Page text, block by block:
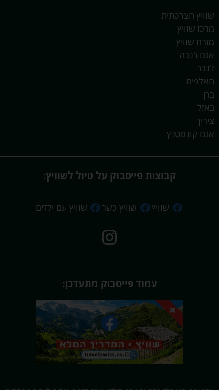
שוויץ הצרפתית
מרכז שוויץ
מזרח שוויץ
אגם ז'נבה
ז'נבה
האלפים
ברן
באזל
ציריך
אגם קונסטנץ
קבוצות פייסבוק על טיול לשוויץ:
שוויץ שוויץ כשר שוויץ עם ילדים
עמוד פייסבוק מתעדכן: